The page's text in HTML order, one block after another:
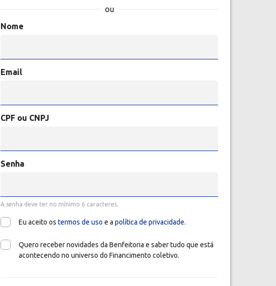
ou
Nome
Email
CPF ou CNPJ
Senha
A senha deve ter no mínimo 6 caracteres.
Eu aceito os termos de uso e a política de privacidade.
Quero receber novidades da Benfeitoria e saber tudo que está
acontecendo no universo do Financimento coletivo.